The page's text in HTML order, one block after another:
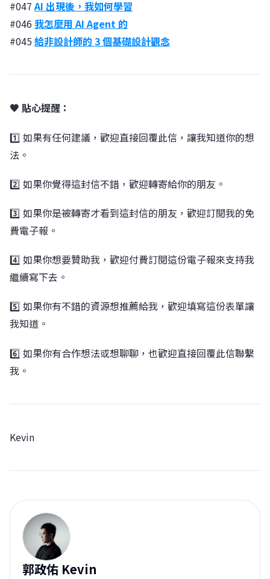
#047AI 出現後，我如何學習
#046 我怎麼用 AI Agent 的
#045 給非設計師的 3 個基礎設計觀念
🧡 貼心提醒：
1️⃣ 如果有任何建議，歡迎直接回覆此信，讓我知道你的想
法。
2️⃣ 如果你覺得這封信不錯，歡迎轉寄給你的朋友。
3️⃣ 如果你是被轉寄才看到這封信的朋友，歡迎訂閱我的免
費電子報。
4️⃣ 如果你想要贊助我，歡迎付費訂閱這份電子報來支持我
繼續寫下去。
5️⃣ 如果你有不錯的資源想推薦給我，歡迎填寫這份表單讓
我知道。
6️⃣ 如果你有合作想法或想聊聊，也歡迎直接回覆此信聯繫
我。
Kevin
郭
郭政佑 Kevin